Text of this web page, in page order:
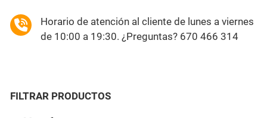
Horario de atención al cliente de lunes a viernes
de 10:00 a 19:30. ¿Preguntas? 670 466 314
FILTRAR PRODUCTOS